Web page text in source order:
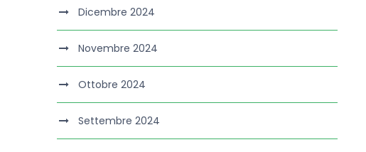
Dicembre 2024
Novembre 2024
Ottobre 2024
Settembre 2024